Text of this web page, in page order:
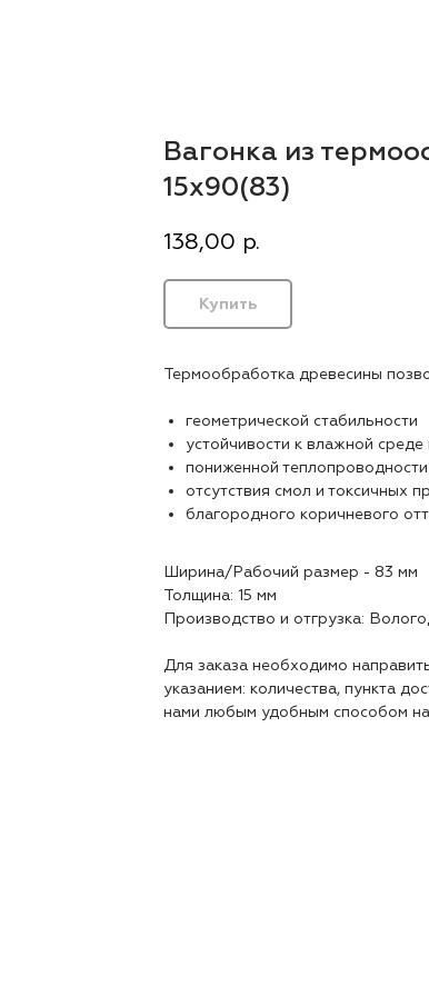
Вагонка из
15х90(83)
138,00 р.
Купить
Термообработка древесины
геометрической стабильности
устойчивости к влажной
пониженной теплопроводности
отсутствия смол и токсичных
благородного коричневого
Ширина/Рабочий размер - 83 мм
Толщина: 15 мм
Производство и отгрузка:
Для заказа необходимо
указанием: количества, пункта
нами любым удобным способом